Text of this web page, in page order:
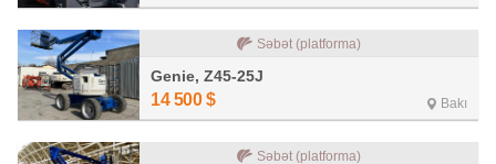
Səbət (platforma)
Genie, Z45-25J
14 500 $ Bakı
Səbət (platforma)